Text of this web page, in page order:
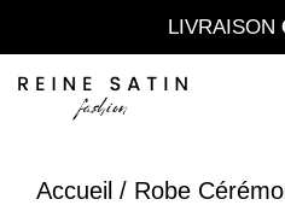
au
contenu
LIVRAISON
Accueil / Robe